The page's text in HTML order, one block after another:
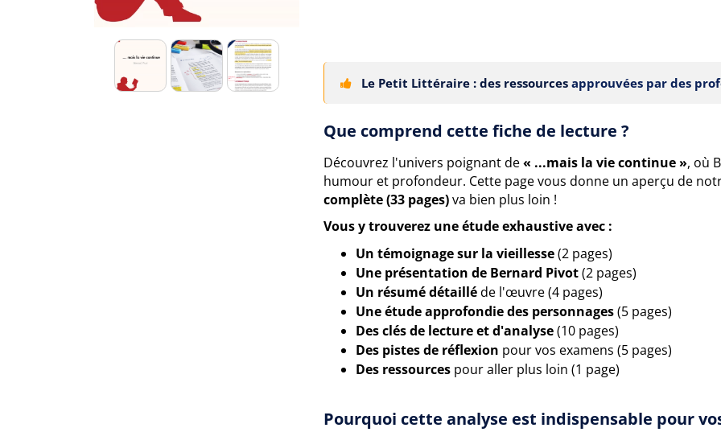
Le Petit Littéraire : des ressources approuvées par des
Que comprend cette fiche de lecture ?
Découvrez l'univers poignant de« ...mais la vie continue », où
humour et profondeur. Cette page vous donne un aperçu de
complète (33 pages)va bien plus loin !
Vous y trouverez une étude exhaustive avec :
Un témoignage sur la vieillesse(2 pages)
Une présentation de Bernard Pivot(2 pages)
Un résumé détailléde l'œuvre (4 pages)
Une étude approfondie des personnages(5 pages)
Des clés de lecture et d'analyse(10 pages)
Des pistes de réflexion pour vos examens (5 pages)
Des ressources pour aller plus loin (1 page)
Pourquoi cette analyse est indispensable pour